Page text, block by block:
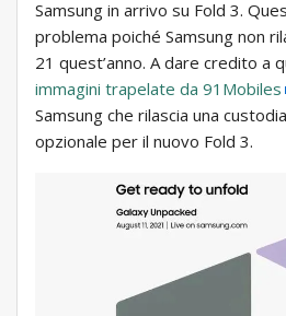
Samsung in arrivo su Fold 3.
problema poiché Samsung non
21 quest’anno. A dare credito a
immagini trapelate da 91Mobiles
Samsung che rilascia una
opzionale per il nuovo Fold 3.